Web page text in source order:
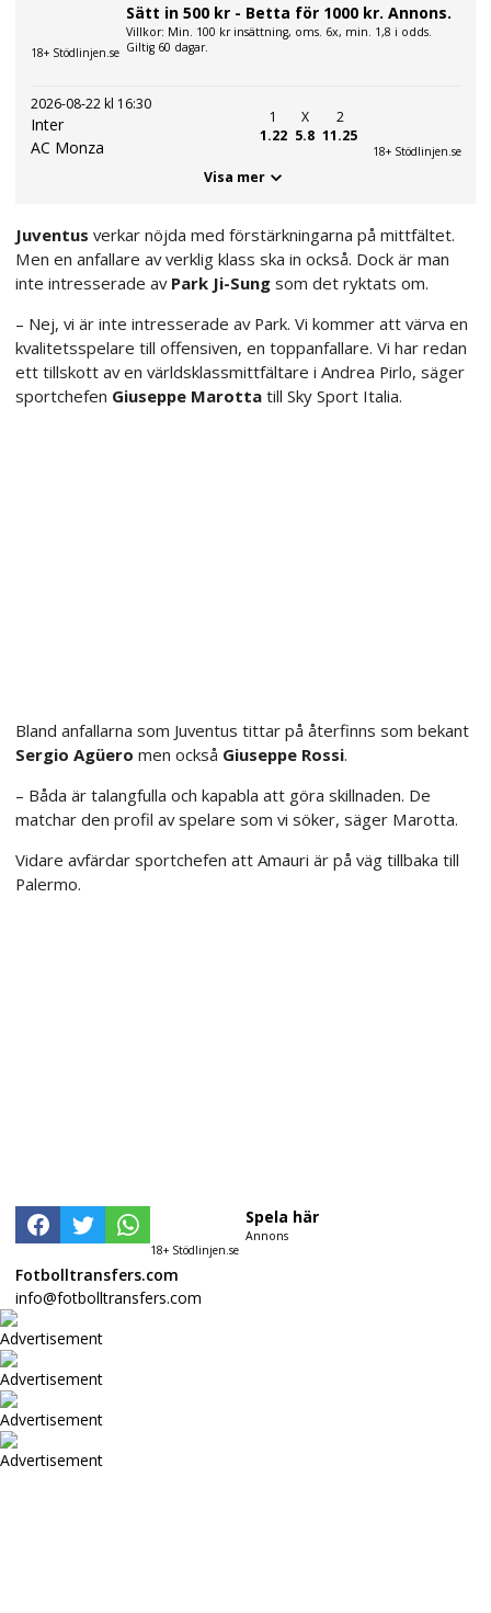
18+ Stödlinjen.se
Sätt in 500 kr - Betta för 1000 kr. Annons.
Villkor: Min. 100 kr insättning, oms. 6x, min. 1,8 i odds.
Giltig 60 dagar.
2026-08-22 kl 16:30
Inter
AC Monza
1
1.22
X
5.8
2
11.25
18+ Stödlinjen.se
Visa mer
Juventus verkar nöjda med förstärkningarna på mittfältet.
Men en anfallare av verklig klass ska in också. Dock är man
inte intresserade av Park Ji-Sung som det ryktats om.
– Nej, vi är inte intresserade av Park. Vi kommer att värva en
kvalitetsspelare till offensiven, en toppanfallare. Vi har redan
ett tillskott av en världsklassmittfältare i Andrea Pirlo, säger
sportchefen Giuseppe Marotta till Sky Sport Italia.
Bland anfallarna som Juventus tittar på återfinns som bekant
Sergio Agüero men också Giuseppe Rossi.
– Båda är talangfulla och kapabla att göra skillnaden. De
matchar den profil av spelare som vi söker, säger Marotta.
Vidare avfärdar sportchefen att Amauri är på väg tillbaka till
Palermo.
18+ Stödlinjen.se
Spela här
Annons
Fotbolltransfers.com
info@fotbolltransfers.com